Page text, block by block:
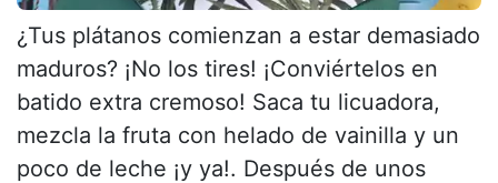
¿Tus plátanos comienzan a estar demasiado
maduros? ¡No los tires! ¡Conviértelos en
batido extra cremoso! Saca tu licuadora,
mezcla la fruta con helado de vainilla y un
poco de leche ¡y ya!. Después de unos